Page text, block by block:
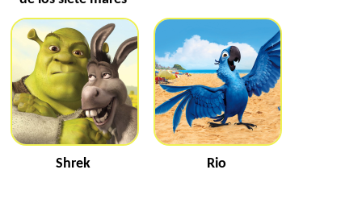
Shrek Rio